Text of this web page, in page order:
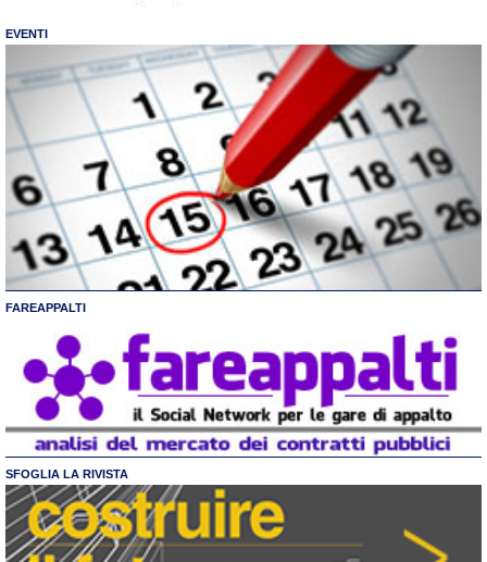
EVENTI
FAREAPPALTI
SFOGLIA LA RIVISTA